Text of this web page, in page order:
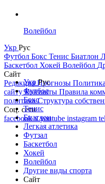
Волейбол
Укр Рус
Футбол Бокс Тенис Биатлон
Баскетбол Хокей Волейбол
Сайт
РедакцияПрогнозы
сайтуКонтакты Правила
политикаСтруктура
Соц. сети
facebookxyoutube instagram
УкрРус
Футбол
Бокс
Тенис
Биатлон
Легкая атлетика
Футзал
Баскетбол
Хокей
Волейбол
Другие виды спорта
Сайт